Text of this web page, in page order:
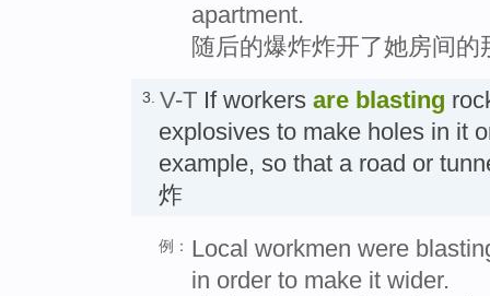
apartment.
随后的爆炸炸开了她房间的
3. V-T If workers are blasting
explosives to make holes in it
example, so that a road or
炸
例： Local workmen were
in order to make it wider.